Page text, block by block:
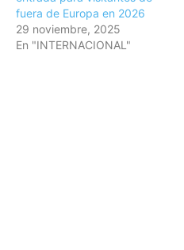
fuera de Europa en 2026
29 noviembre, 2025
En "INTERNACIONAL"